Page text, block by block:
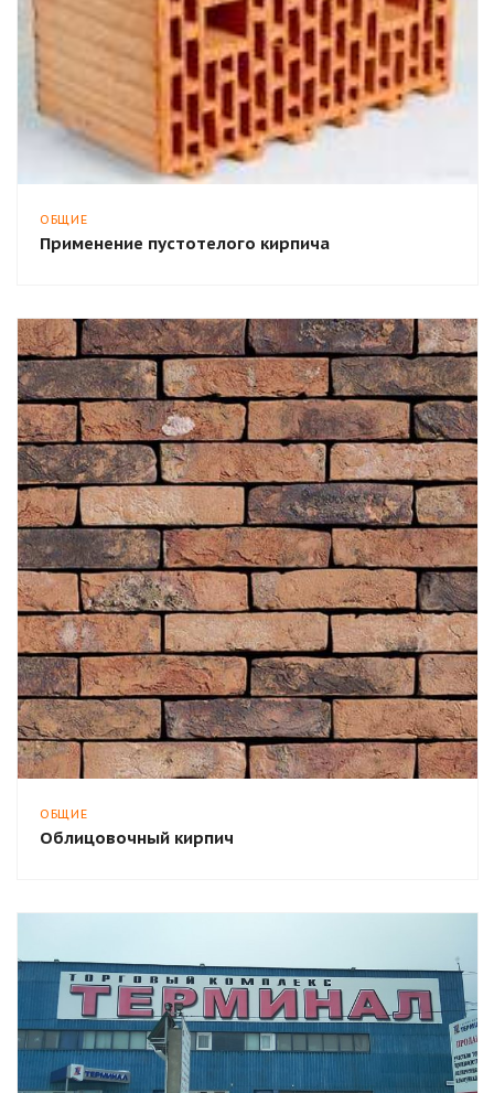
ОБЩИЕ
Применение пустотелого кирпича
ОБЩИЕ
Облицовочный кирпич